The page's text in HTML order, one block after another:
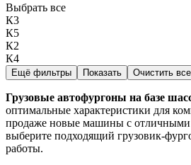
Выбрать все
К3
К5
К2
К4
Ещё фильтры Показать Очистить все
Грузовые автофургоны на базе
оптимальные характеристики для
продаже новые машины с
выберите подходящий грузовик-
работы.